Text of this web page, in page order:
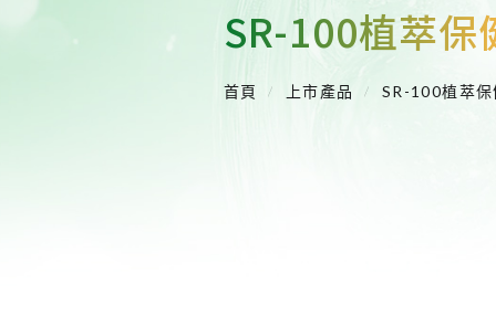
得獎事蹟
重大訊息
SR-100植萃保
首頁 上市產品 SR-100植萃保